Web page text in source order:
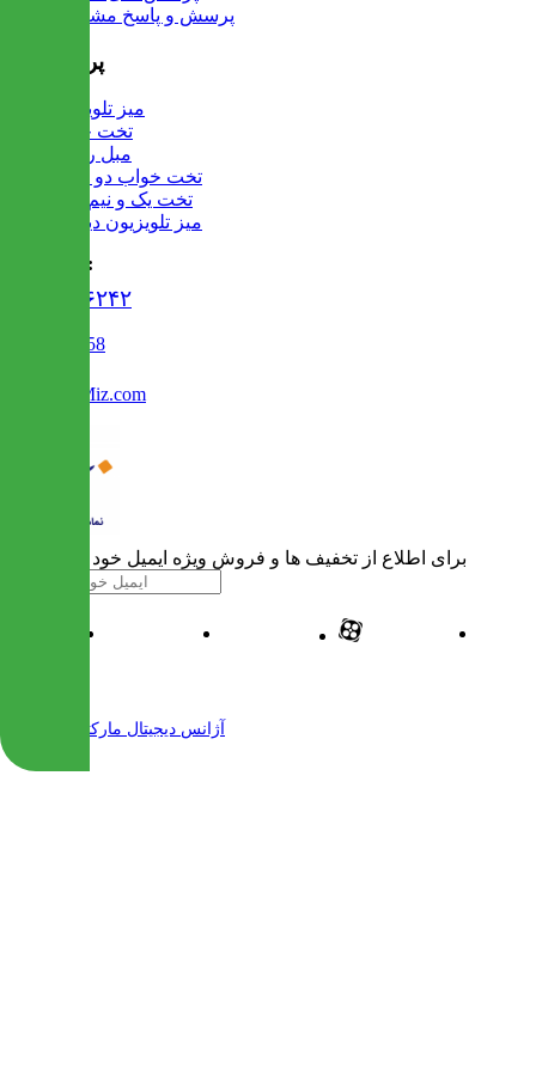
پرسش و پاسخ مشتریان
پرفروش ها
میز تلویزیون
تخت خواب
مبل راحتی
تخت خواب دو طبقه
تخت یک و نیم نفره
میز تلویزیون دیواری
تماس با ما :
۰۲۱۹۱۳۰۶۲۴۲
02122509458
Info@IranMiz.com
برای اطلاع از تخفیف ها و فروش ویژه ایمیل خود را وارد کنید
آژانس دیجیتال مارکتینگ مهرنت